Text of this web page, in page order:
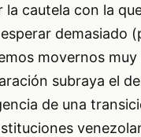
cautela con la
demasiado
movernos
subraya el
de una